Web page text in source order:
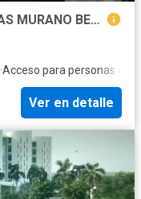
VENTA APARTAMENTO 2 ALCOBAS MURANO BEACH CARTAGENA OPORTUNIDAD
·Acceso para personas con
Ver en detalle